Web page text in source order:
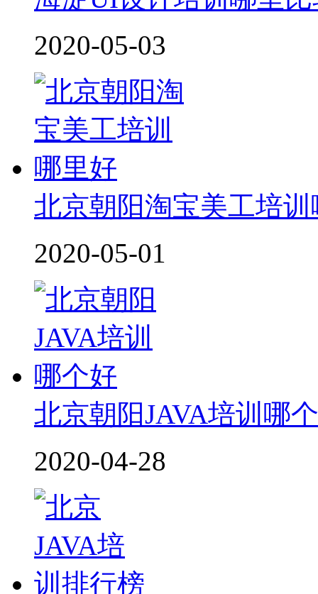
2020-05-03
北京朝阳淘宝美工培
2020-05-01
北京朝阳JAVA培训哪
2020-04-28